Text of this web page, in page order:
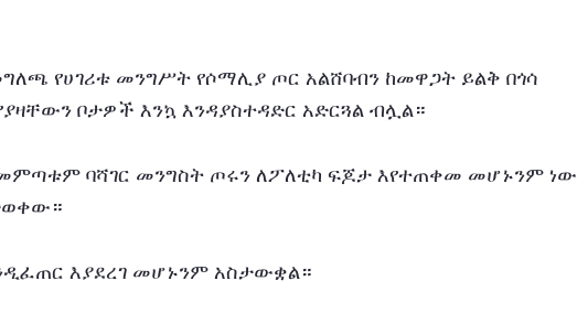
የሀገሪቱ መንግሥት የሶማሊያ ጦር አልሸባብን ከመዋጋት ይልቅ በጎሳ
ቦታዎች እንኳ እንዳያስተዳድር አድርጓል ብሏል።
ባሻገር መንግስት ጦሩን ለፖለቲካ ፍጆታ እየተጠቀመ መሆኑንም ነው
እያደረገ መሆኑንም አስታውቋል።